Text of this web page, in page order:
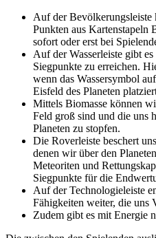
Auf der Bevölkerungsleiste
Punkten aus Kartenstapeln
sofort oder erst bei
Auf der Wasserleiste gibt
Siegpunkte zu erreichen.
wenn das Wassersymbol
Eisfeld des Planeten
Mittels Biomasse können
Feld groß sind und die uns
Planeten zu stopfen.
Die Roverleiste beschert
denen wir über den
Meteoriten und
Siegpunkte für die
Auf der Technologieleiste
Fähigkeiten weiter, die uns
Zudem gibt es mit Energie